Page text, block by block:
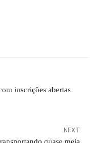
inscrições abertas
NEXT
quase meia